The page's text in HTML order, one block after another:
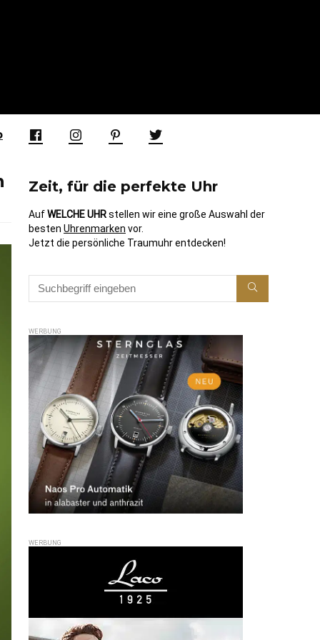
Zeit, für die perfekte Uhr
AufWELCHE UHRstellen wir eine große Auswahl der
besten Uhrenmarken vor.
Jetzt die persönliche Traumuhr entdecken!
WERBUNG
WERBUNG